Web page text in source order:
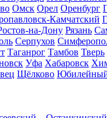
Омск Орел Оренбург
Камчатский
на-Дону Рязань
Серпухов
Таганрог Тамбов Тверь
Уфа Хабаровск
Щёлково